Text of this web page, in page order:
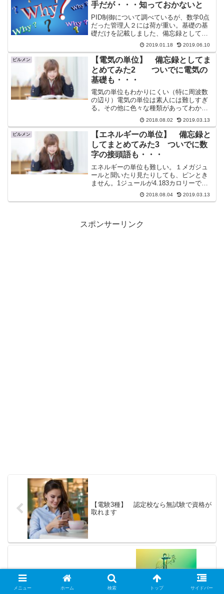
手だが・・・知っておかないと
PID制御について調べているが、数学0点
だった管理人２には荷が重い。基礎の基
礎だけを記載しました、備忘録として更
新していく予定です。具体例で考えると
なんとなく解かる、気がした。6/10 微分
積分の概念を更新しました。
2019.01.18 2019.06.10
ビルメン
【電気の単位】 備忘録としてま
とめてみた2 ついでに電気の
基礎も・・・
電気の単位もわかりにくい（特に周波数
の辺り）電気の単位は素人には難しすぎ
る。その他に色々な種類があってわかり
づらい電気の盤についてと、わかってい
るようであいまいなインバーターについ
ても簡単にまとめてみた。
2018.08.02 2019.03.13
ビルメン
【エネルギーの単位】 備忘録と
してまとめてみた3 ついでに数
字の接頭語も・・・
エネルギーの単位も難しい。１メガジュ
ールと聞いたり見たりしても、ピンとき
ません。1ジュールが4.183カロリーであ
る事は知っていても、感覚的にわかりづ
らい。いちおう備忘録としてまとめてみ
2018.08.04 2019.03.13
スポンサーリンク
【電験3種】 認定校なら無試験で資格が
取れます
【導電率】は抵抗率の逆数です 市
水と軟水と純水
メニュー ホーム 検索 トップ サイドバー